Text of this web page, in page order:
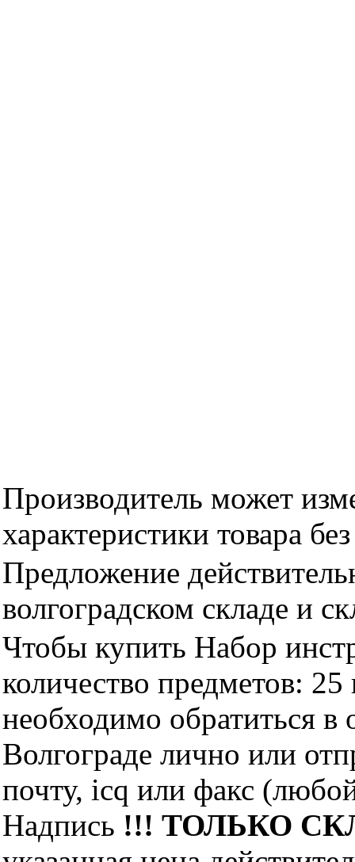
Производитель может
характеристики товара
Предложение
волгоградском складе и
Чтобы купить Набор
количество предметов:
необходимо
Волгограде лично или
почту, icq или факс
Надпись !!! ТОЛЬКО